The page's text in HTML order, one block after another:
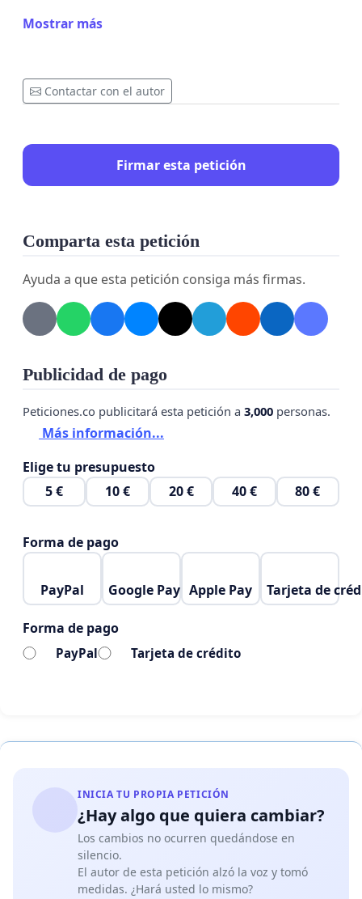
Los animales merecen protección. La inacción
Exigimos investigación, transparencia y acciones
concretas para garantizar el bienestar de los
Mostrar más
Contactar con el autor
Firmar esta petición
Comparta esta petición
Ayuda a que esta petición consiga más firmas.
Publicidad de pago
Peticiones.co publicitará esta petición a 3,000 personas.
Más información...
Elige tu presupuesto
5 €
10 € 20 € 40 € 80 €
Forma de pago
PayPal Google Pay Apple Pay Tarjeta de
Forma de pago
PayPal Tarjeta de crédito
INICIA TU PROPIA PETICIÓN
¿Hay algo que quiera cambiar?
Los cambios no ocurren quedándose en
silencio.
El autor de esta petición alzó la voz y tomó
medidas. ¿Hará usted lo mismo?